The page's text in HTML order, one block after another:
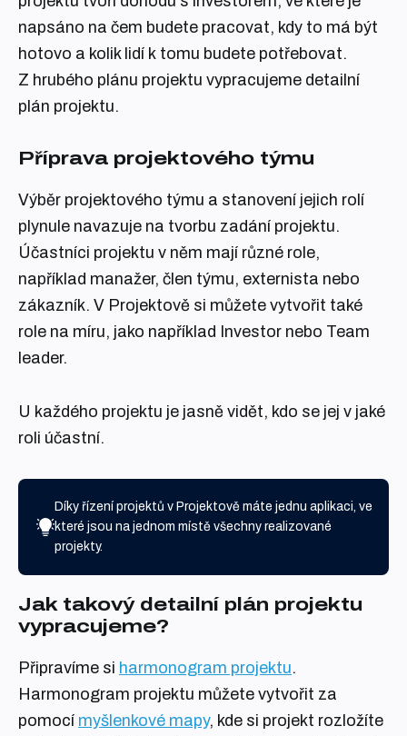
napsáno na čem budete pracovat, kdy to má být
hotovo a kolik lidí k tomu budete potřebovat.
Z hrubého plánu projektu vypracujeme detailní
plán projektu.
Příprava projektového týmu
Výběr projektového týmu a stanovení jejich rolí
plynule navazuje na tvorbu zadání projektu.
Účastníci projektu v něm mají různé role,
například manažer, člen týmu, externista nebo
zákazník. V Projektově si můžete vytvořit také
role na míru, jako například Investor nebo Team
leader.
U každého projektu je jasně vidět, kdo se jej v jaké
roli účastní.
Díky řízení projektů v Projektově máte jednu aplikaci, ve
které jsou na jednom místě všechny realizované
projekty.
Jak takový detailní plán projektu
vypracujeme?
Připravíme si harmonogram projektu.
Harmonogram projektu můžete vytvořit za
pomocí myšlenkové mapy, kde si projekt rozložíte